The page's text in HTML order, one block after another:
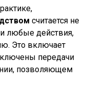
считается не
любые действия,
Это включает
передачи
позволяющем